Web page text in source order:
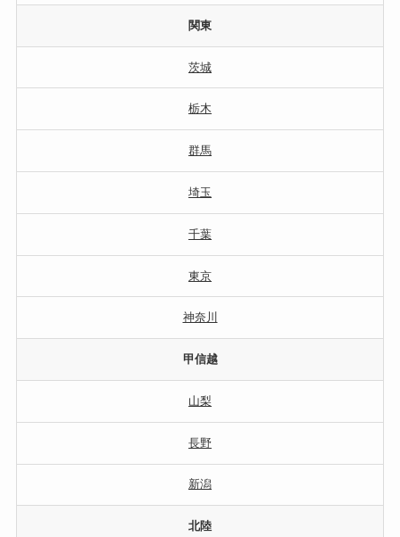
関東
茨城
栃木
群馬
埼玉
千葉
東京
神奈川
甲信越
山梨
長野
新潟
北陸